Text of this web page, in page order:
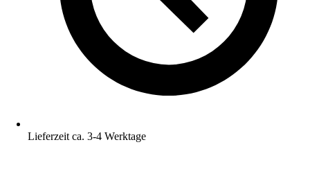
Lieferzeit ca. 3-4 Werktage